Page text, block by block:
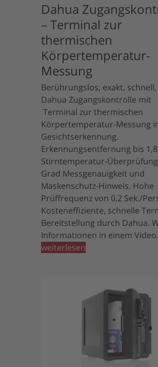
Dahua
– Terminal zur
thermischen
Körpertemperatur-
Messung
Berührungslos, exakt,
Dahua Zugangskontrolle mit
Terminal zur thermischen
Körpertemperatur-Messung
Gesichtserkennung.
Erkennungsentfernung bis
Stirntemperatur-
Grad Messgenauigkeit und
Maskenschutz-Hinweis. Hohe
Prüffrequenz von 0,2 Sek./
Kosteneffiziente, schnelle
Bereitstellung durch Dahua.
Informationen in einem Video.
weiterlesen